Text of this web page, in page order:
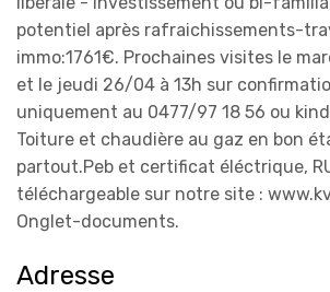
potentiel après rafraichissements-
immo:1761€. Prochaines visites le
et le jeudi 26/04 à 13h sur
uniquement au 0477/97 18 56 ou
Toiture et chaudière au gaz en bon
partout.Peb et certificat éléctrique,
téléchargeable sur notre site :
Onglet-documents.
Adresse